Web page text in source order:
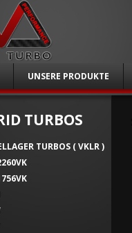
UNSERE PRODUKTE
TURBOS
TURBOS ( VKLR )